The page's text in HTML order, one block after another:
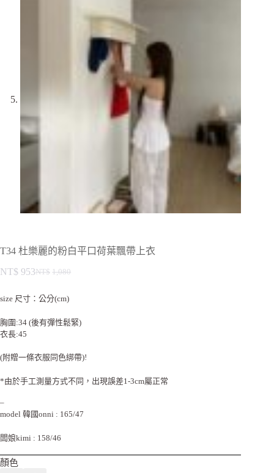
T34 杜樂麗的粉白平口荷葉飄帶上衣
NT$ 1,080
NT$ 953
size 尺寸：公分(cm)
胸圍:34 (後有彈性鬆緊)
衣長:45
(附贈一條衣服同色綁帶)!
*由於手工測量方式不同，出現誤差1-3cm屬正常
–
model 韓國onni : 165/47
闆娘kimi : 158/46
顏色